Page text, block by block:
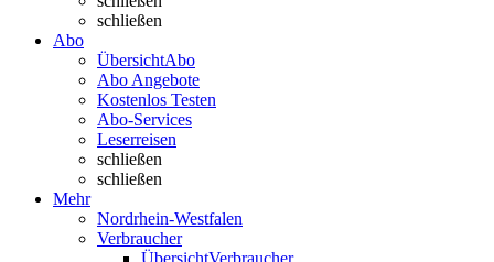
schließen
Abo
ÜbersichtAbo
Abo Angebote
Kostenlos Testen
Abo-Services
Leserreisen
schließen
schließen
Mehr
Nordrhein-Westfalen
Verbraucher
ÜbersichtVerbraucher